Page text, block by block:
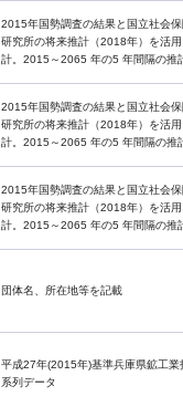
2015年国勢調査の結果と国立社会
研究所の将来推計（2018年）を活
計。2015～2065 年の5 年間隔の推
2015年国勢調査の結果と国立社会
研究所の将来推計（2018年）を活
計。2015～2065 年の5 年間隔の推
2015年国勢調査の結果と国立社会
研究所の将来推計（2018年）を活
計。2015～2065 年の5 年間隔の推
団体名、所在地等を記載
平成27年(2015年)基準兵庫県鉱工業
系列データ